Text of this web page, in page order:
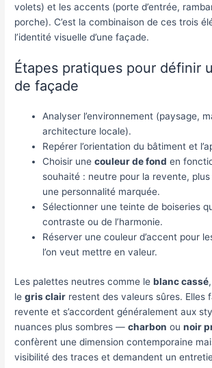
volets) et les accents (porte d’entrée,
porche). C’est la combinaison de ces trois
l’identité visuelle d’une façade.
Étapes pratiques pour définir
de façade
Analyser l’environnement (paysage,
architecture locale).
Repérer l’orientation du bâtiment et
Choisir unecouleur de fond en
souhaité : neutre pour la revente,
une personnalité marquée.
Sélectionner une teinte de boiseries
contraste ou de l’harmonie.
Réserver une couleur d’accent pour
l’on veut mettre en valeur.
Les palettes neutres comme leblanc cassé
legris clair restent des valeurs sûres. Elles
revente et s’accordent généralement aux
nuances plus sombres —charbon ounoir
confèrent une dimension contemporaine
visibilité des traces et demandent un